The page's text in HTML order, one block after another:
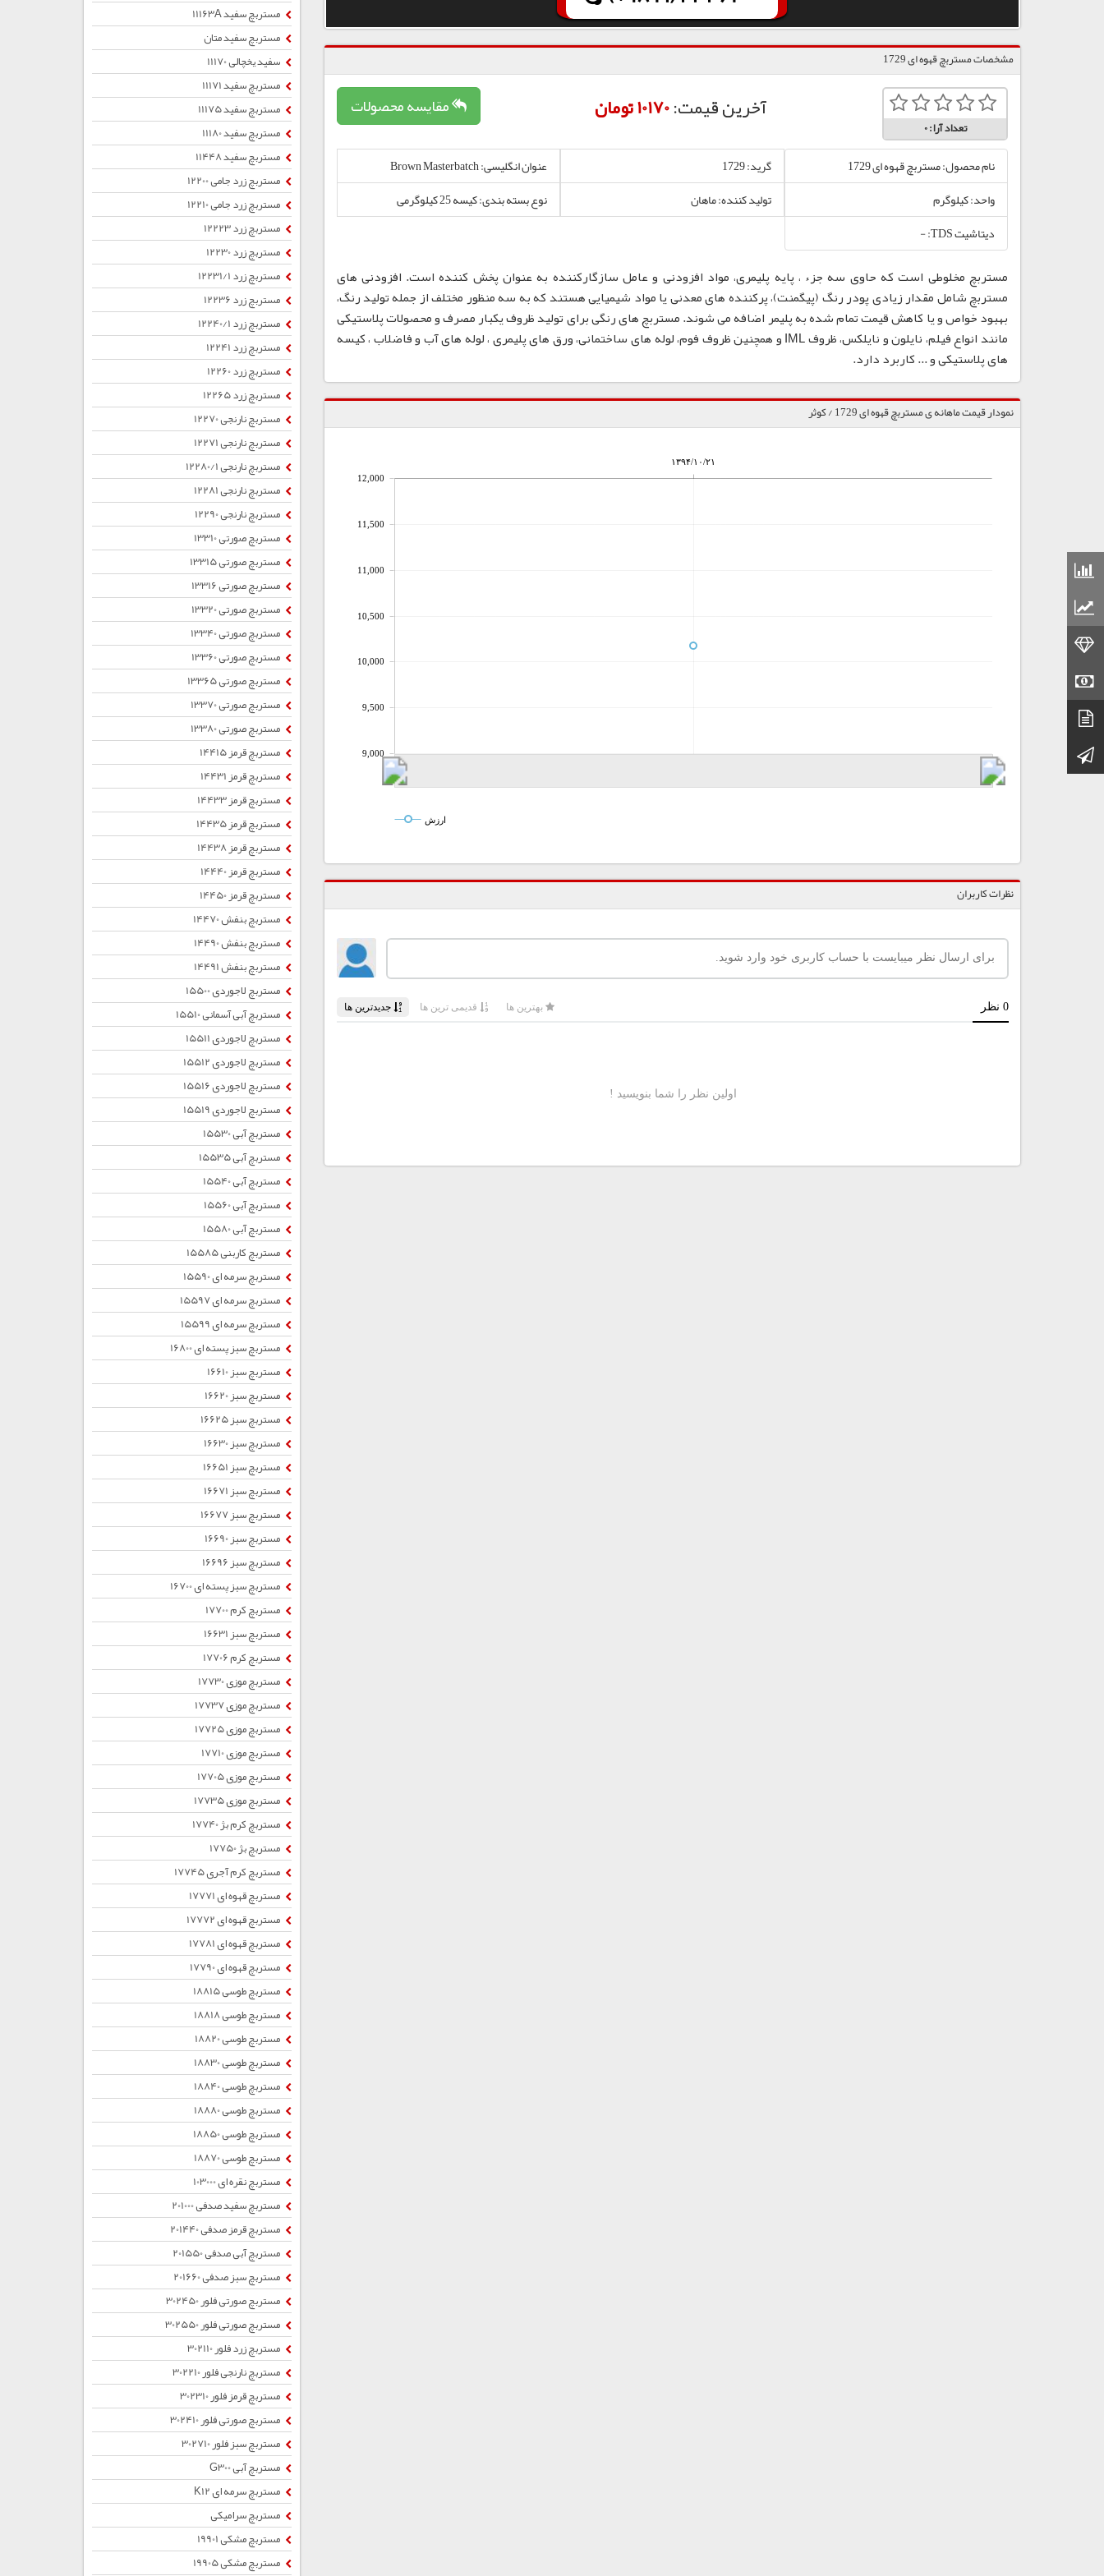
کانال تلگرام
مشخصات مستربچ قهوه ای 1729
تعداد آرا:0
مقایسه محصولات آخرین قیمت:10170 تومان
نام محصول: مستربچ قهوه ای 1729 گرید: 1729
عنوان انگلیسی: Brown Masterbatch
واحد: کیلوگرم
تولید کننده: ماهان
نوع بسته بندی: کیسه 25 کیلوگرمی
دیتاشیت TDS: -
مستربچ مخلوطی است که حاوی سه جزء ، پایه پلیمری، مواد افزودنی و عامل سازگارکننده به عنوان پخش کننده است. افزودنی های
مستربچ شامل مقدار زیادی پودر رنگ (پیگمنت)، پرکننده های معدنی یا مواد شیمیایی هستند که به سه منظور مختلف از جمله تولید رنگ،
بهبود خواص و یا کاهش قیمت تمام شده به پلیمر اضافه می شوند. مستربچ های رنگی برای تولید ظروف یکبار مصرف و محصولات پلاستیکی
مانند انواع فیلم، نایلون و نایلکس، ظروف IML و همچنین ظروف فوم، لوله های ساختمانی، ورق های پلیمری ، لوله های آب و فاضلاب ، کیسه
های پلاستیکی و ... کاربرد دارد.
نمودار قیمت ماهانه ی مستربچ قهوه ای 1729 / کوثر
۱۳۹۴/۱۰/۲۱
9,000
9,500
10,000
10,500
11,000
11,500
12,000
ارزش
نظرات کاربران
مستربچ سفید 11163A
مستربچ سفید متان
سفید یخچالی 11170
مستربچ سفید 11171
مستربچ سفید 11175
مستربچ سفید 11180
مستربچ سفید 11448
مستربچ زرد جامی 12200
مستربچ زرد جامی 12210
مستربچ زرد 12223
مستربچ زرد 12230
مستربچ زرد 12231/1
مستربچ زرد 12236
مستربچ زرد 12240/1
مستربچ زرد 12241
مستربچ زرد 12260
مستربچ زرد 12265
مستربچ نارنجی 12270
مستربچ نارنجی 12271
مستربچ نارنجی 12280/1
مستربچ نارنجی 12281
مستربچ نارنجی 12290
مستربچ صورتی 13310
مستربچ صورتی 13315
مستربچ صورتی 13316
مستربچ صورتی 13320
مستربچ صورتی 13340
مستربچ صورتی 13360
مستربچ صورتی 13365
مستربچ صورتی 13370
مستربچ صورتی 13380
مستربچ قرمز 14415
مستربچ قرمز 14431
مستربچ قرمز 14433
مستربچ قرمز 14435
مستربچ قرمز 14438
مستربچ قرمز 14440
مستربچ قرمز 14450
مستربچ بنفش 14470
مستربچ بنفش 14490
مستربچ بنفش 14491
مستربچ لاجوردی 15500
مستربچ آبی آسمانی 15510
مستربچ لاجوردی 15511
مستربچ لاجوردی 15512
مستربچ لاجوردی 15516
مستربچ لاجوردی 15519
مستربچ آبی 15530
مستربچ آبی 15535
مستربچ آبی 15540
مستربچ آبی 15560
مستربچ آبی 15580
مستربچ کاربنی 15585
مستربچ سرمه ای 15590
مستربچ سرمه ای 15597
مستربچ سرمه ای 15599
مستربچ سبز پسته ای 16800
مستربچ سبز 16610
مستربچ سبز 16620
مستربچ سبز 16625
مستربچ سبز 16630
مستربچ سبز 16651
مستربچ سبز 16671
مستربچ سبز 16677
مستربچ سبز 16690
مستربچ سبز 16696
مستربچ سبز پسته ای 16700
مستربچ کرم 17700
مستربچ سبز 16631
مستربچ کرم 17706
مستربچ موزی 17730
مستربچ موزی 17737
مستربچ موزی 17725
مستربچ موزی 17710
مستربچ موزی 17705
مستربچ موزی 17735
مستربچ کرم بژ 17740
مستربچ بژ 17750
مستربچ کرم آجری 17745
مستربچ قهوه ای 17771
مستربچ قهوه ای 17772
مستربچ قهوه ای 17781
مستربچ قهوه ای 17790
مستربچ طوسی 18815
مستربچ طوسی 18818
مستربچ طوسی 18820
مستربچ طوسی 18830
مستربچ طوسی 18840
مستربچ طوسی 18880
مستربچ طوسی 18850
مستربچ طوسی 18870
مستربچ نقره ای 103000
مستربچ سفید صدفی 201000
مستربچ قرمز صدفی 201440
مستربچ آبی صدفی 201550
مستربچ سبز صدفی 201660
مستربچ صورتی فلور 302450
مستربچ صورتی فلور 302550
مستربچ زرد فلور 302110
مستربچ نارنجی فلور 302210
مستربچ قرمز فلور 302310
مستربچ صورتی فلور 302410
مستربچ سبز فلور 302710
مستربچ آبی G300
مستربچ سرمه ای K12
مستربچ سرامیکی
مستربچ مشکی 19901
مستربچ مشکی 19905